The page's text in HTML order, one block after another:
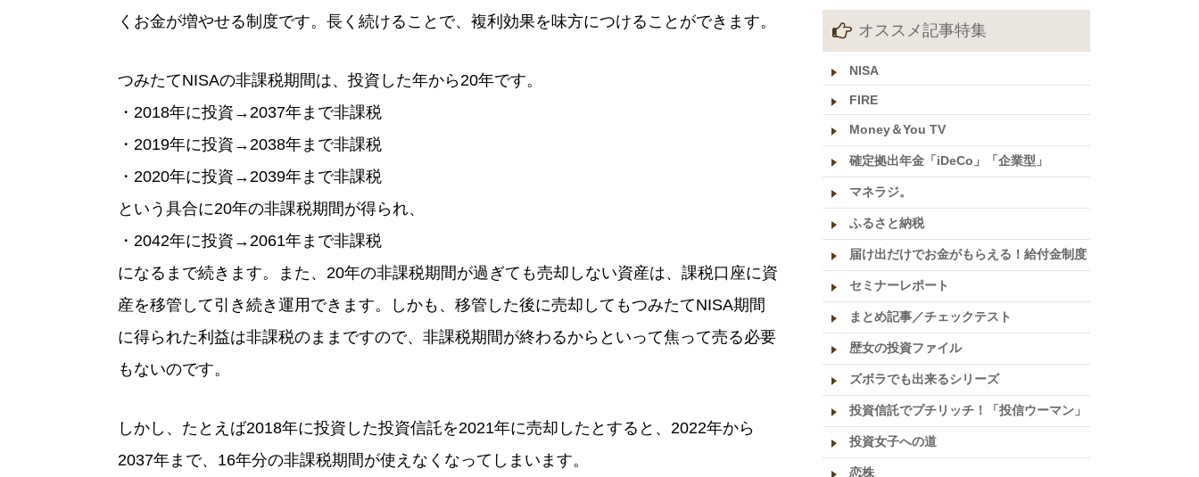
くお金が増やせる制度です。長く続けることで、複利効果を味方につけることができます。
つみたてNISAの非課税期間は、投資した年から20年です。
・2018年に投資→2037年まで非課税
・2019年に投資→2038年まで非課税
・2020年に投資→2039年まで非課税
という具合に20年の非課税期間が得られ、
・2042年に投資→2061年まで非課税
になるまで続きます。また、20年の非課税期間が過ぎても売却しない資産は、課税口座に資
産を移管して引き続き運用できます。しかも、移管した後に売却してもつみたてNISA期間
に得られた利益は非課税のままですので、非課税期間が終わるからといって焦って売る必要
もないのです。
しかし、たとえば2018年に投資した投資信託を2021年に売却したとすると、2022年から
2037年まで、16年分の非課税期間が使えなくなってしまいます。
オススメ記事特集
NISA
FIRE
Money＆You TV
確定拠出年金「iDeCo」「企業型」
マネラジ。
ふるさと納税
届け出だけでお金がもらえる！給付金制度
セミナーレポート
まとめ記事／チェックテスト
歴女の投資ファイル
ズボラでも出来るシリーズ
投資信託でプチリッチ！「投信ウーマン」
投資女子への道
恋株